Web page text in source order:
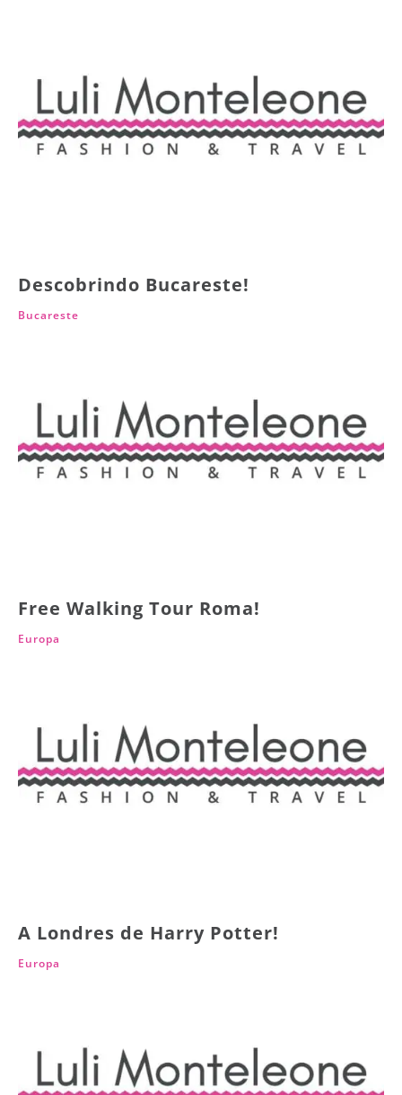
Descobrindo Bucareste!
Bucareste
Free Walking Tour Roma!
Europa
A Londres de Harry Potter!
Europa